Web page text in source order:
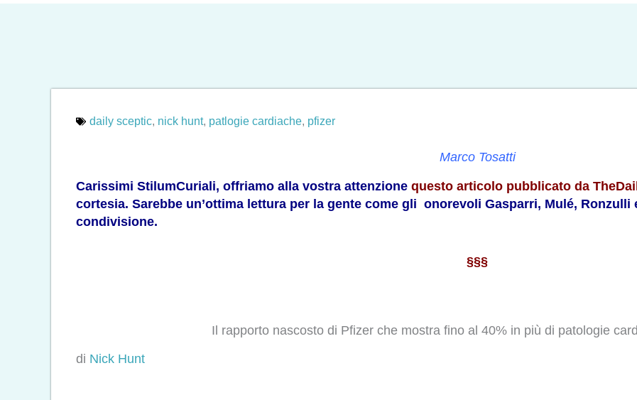
daily sceptic, nick hunt, patlogie cardiache, pfizer
Marco Tosatti
Carissimi StilumCuriali, offriamo alla vostra attenzione questo articolo pubblicato da
cortesia. Sarebbe un’ottima lettura per la gente come gli onorevoli Gasparri, Mulé,
condivisione.
§§§
Il rapporto nascosto di Pfizer che mostra fino al 40% in più di patologie
di Nick Hunt